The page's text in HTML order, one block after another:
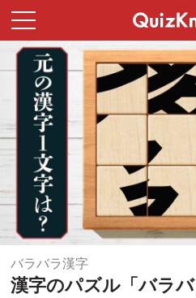
バラバラ漢字
漢字のパズル「バラ